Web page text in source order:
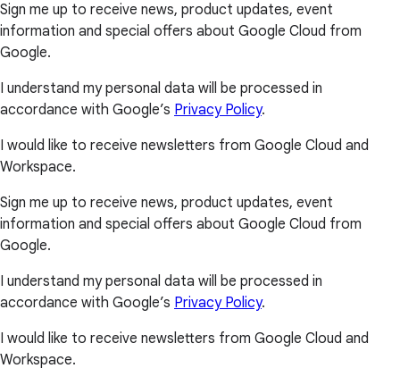
Sign me up to receive news, product updates, event
information and special offers about Google Cloud from
Google.
I understand my personal data will be processed in
accordance with Google’s Privacy Policy.
I would like to receive newsletters from Google Cloud and
Workspace.
Sign me up to receive news, product updates, event
information and special offers about Google Cloud from
Google.
I understand my personal data will be processed in
accordance with Google’s Privacy Policy.
I would like to receive newsletters from Google Cloud and
Workspace.